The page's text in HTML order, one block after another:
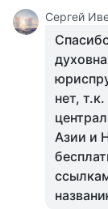
Сергей
нет,
Азии и